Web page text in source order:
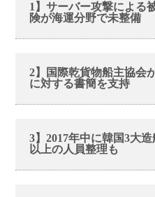
1】サーバー攻撃による
険が海運分野で未整備
2】国際乾貨物船主協会
に対する書簡を支持
3】2017年中に韓国3大
以上の人員整理も